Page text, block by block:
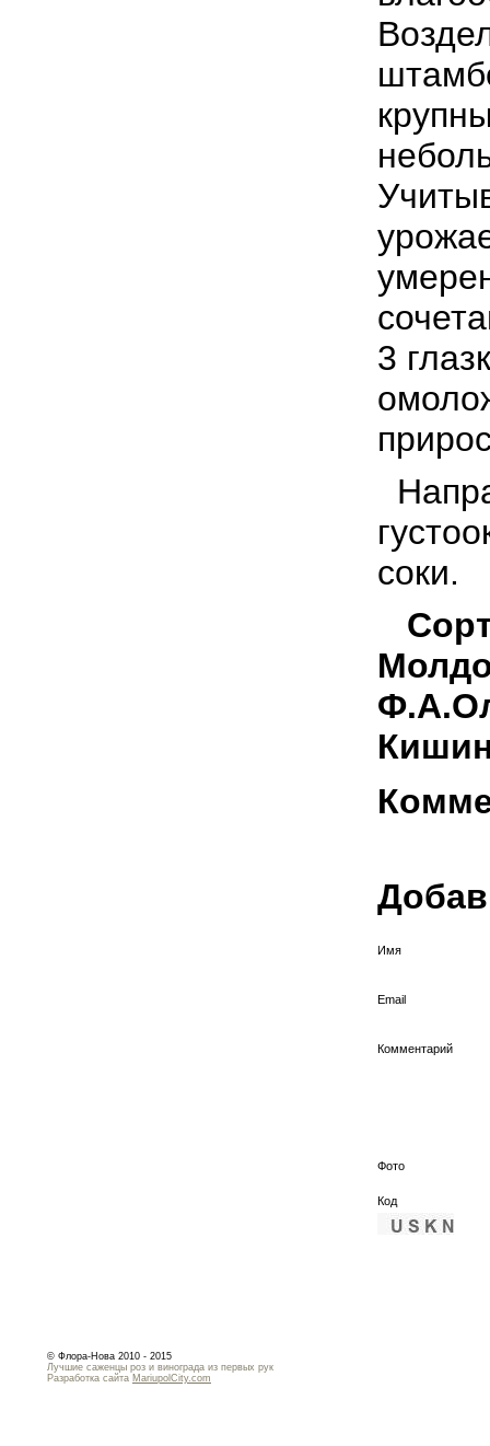
3
соки.
Имя
Email
Комментарий
Фото
Код
© Флора-Нова 2010 - 2015
Лучшие саженцы роз и винограда из первых рук
Разработка сайта MariupolCity.com